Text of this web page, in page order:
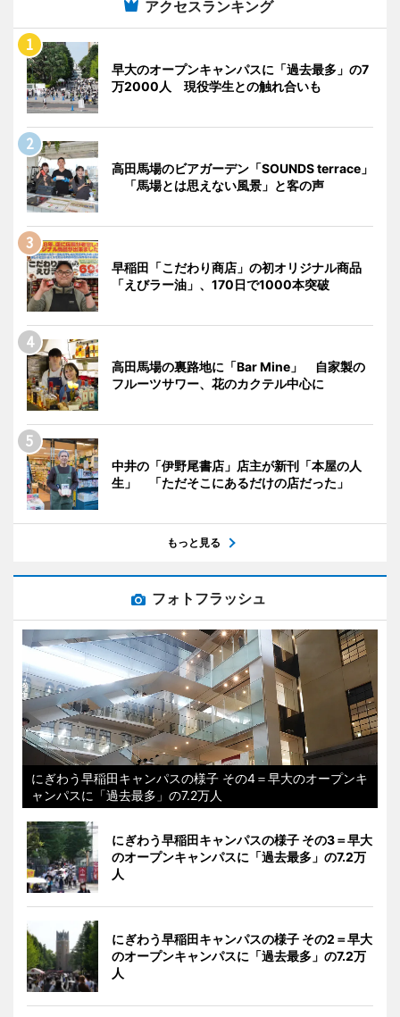
アクセスランキング
早大のオープンキャンパスに「過去最多」の7
万2000人 現役学生との触れ合いも
高田馬場のビアガーデン「SOUNDS terrace」
「馬場とは思えない風景」と客の声
早稲田「こだわり商店」の初オリジナル商品
「えびラー油」、170日で1000本突破
高田馬場の裏路地に「Bar Mine」 自家製の
フルーツサワー、花のカクテル中心に
中井の「伊野尾書店」店主が新刊「本屋の人
生」 「ただそこにあるだけの店だった」
もっと見る
フォトフラッシュ
にぎわう早稲田キャンパスの様子 その4＝早大のオープンキ
ャンパスに「過去最多」の7.2万人
にぎわう早稲田キャンパスの様子 その3＝早大
のオープンキャンパスに「過去最多」の7.2万
人
にぎわう早稲田キャンパスの様子 その2＝早大
のオープンキャンパスに「過去最多」の7.2万
人